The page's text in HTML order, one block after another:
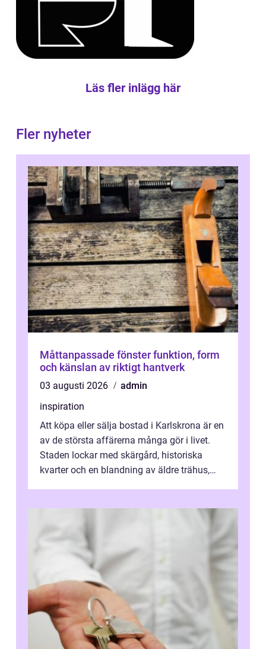
Läs fler inlägg här
Fler nyheter
Måttanpassade fönster funktion, form
och känslan av riktigt hantverk
03 augusti 2026
admin
inspiration
Att köpa eller sälja bostad i Karlskrona är en
av de största affärerna många gör i livet.
Staden lockar med skärgård, historiska
kvarter och en blandning av äldre trähus,